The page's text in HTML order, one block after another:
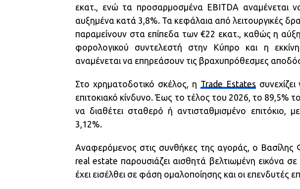
εκατ., ενώ τα προσαρμοσμένα EBITDA αναμένεται
αυξημένα κατά 3,8%. Τα κεφάλαια από λειτουργικές
παραμείνουν στα επίπεδα των €22 εκατ., καθώς η
φορολογικού συντελεστή στην Κύπρο και η
αναμένεται να επηρεάσουν τις βραχυπρόθεσμες
Στο χρηματοδοτικό σκέλος, η Trade Estates
επιτοκιακό κίνδυνο. Έως το τέλος του 2026, το 89,5%
να διαθέτει σταθερό ή αντισταθμισμένο επιτόκιο,
3,12%.
Αναφερόμενος στις συνθήκες της αγοράς, ο Βασίλης
real estate παρουσιάζει αισθητά βελτιωμένη εικόνα
έχει εισέλθει σε φάση ομαλοποίησης και οι επενδυτές